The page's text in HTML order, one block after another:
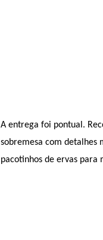
A entrega foi pontual.
sobremesa com detalhes
pacotinhos de ervas